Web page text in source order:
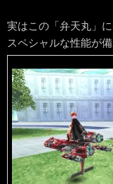
実はこの「弁天丸」
スペシャルな性能が